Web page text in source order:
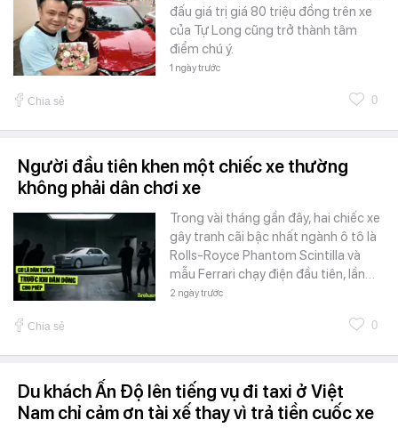
đấu giá trị giá 80 triệu đồng trên xe
của Tự Long cũng trở thành tâm
điểm chú ý.
1 ngày trước
Chia sẻ 0
Người đầu tiên khen một chiếc xe thường
không phải dân chơi xe
Trong vài tháng gần đây, hai chiếc xe
gây tranh cãi bậc nhất ngành ô tô là
Rolls-Royce Phantom Scintilla và
mẫu Ferrari chạy điện đầu tiên, lần…
2 ngày trước
Chia sẻ 0
Du khách Ấn Độ lên tiếng vụ đi taxi ở Việt
Nam chỉ cảm ơn tài xế thay vì trả tiền cuốc xe